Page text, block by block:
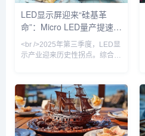
店成为主要需求方。与此同时，
上游芯片价格企稳，RGB封装
产能利用率回升至85%以上，行
12天
LED显示屏迎来“硅基革
命”：Micro LED量产提速，
户外广告牌进入“透明+裸眼
3D”新时代
<br />2025年第三季度，LED显
示产业迎来历史性拐点。综合近
管）芯片成本同比下降31%，首
次逼近商用临界点。三星、
LG、京东方等巨头相继宣布其
Micro LED产线良率突破
99.9%，而国内厂商三安光电、